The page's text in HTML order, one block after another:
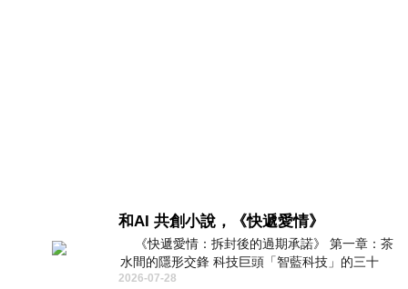
和AI 共創小說，《快遞愛情》
《快遞愛情：拆封後的過期承諾》 第一章：茶
水間的隱形交鋒 科技巨頭「智藍科技」的三十
樓，早晨九點半，正是
2026-07-28